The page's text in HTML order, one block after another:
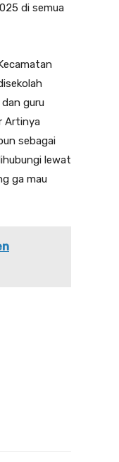
di semua
guru
Artinya
sebagai
lewat
ga mau